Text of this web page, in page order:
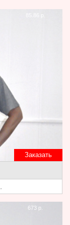
Заказать
85.86 р.
673 р.